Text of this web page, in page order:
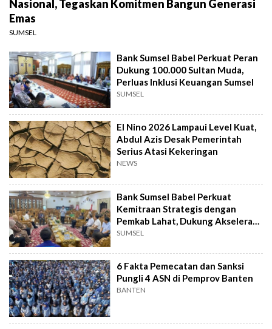
Nasional, Tegaskan Komitmen Bangun Generasi
Emas
SUMSEL
Bank Sumsel Babel Perkuat Peran
Dukung 100.000 Sultan Muda,
Perluas Inklusi Keuangan Sumsel
SUMSEL
El Nino 2026 Lampaui Level Kuat,
Abdul Azis Desak Pemerintah
Serius Atasi Kekeringan
NEWS
Bank Sumsel Babel Perkuat
Kemitraan Strategis dengan
Pemkab Lahat, Dukung Akselerasi
Ekonomi Daerah
SUMSEL
6 Fakta Pemecatan dan Sanksi
Pungli 4 ASN di Pemprov Banten
BANTEN